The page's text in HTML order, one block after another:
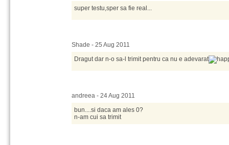
super testu,sper sa fie real...
Shade - 25 Aug 2011
Dragut dar n-o sa-l trimit pentru ca nu e adevarat
andreea - 24 Aug 2011
bun....si daca am ales 0?
n-am cui sa trimit